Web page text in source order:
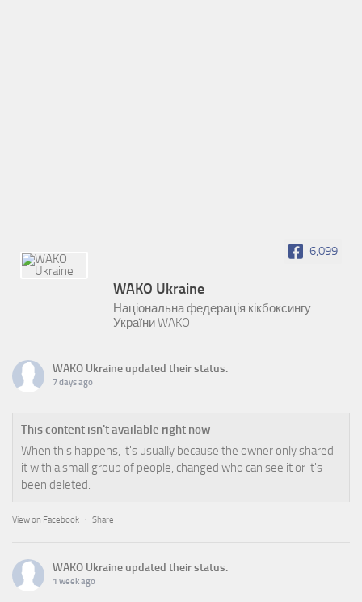
6,099
WAKO Ukraine
Національна федерація кікбоксингу
України WAKO
WAKO Ukraine updated their status.
7 days ago
This content isn't available right now
When this happens, it's usually because the owner only shared
it with a small group of people, changed who can see it or it's
been deleted.
View on Facebook · Share
WAKO Ukraine updated their status.
1 week ago